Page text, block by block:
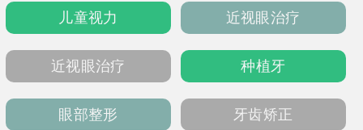
内障单眼5800元起。患者好评率高，称赞其检
查细致、术后恢复快。可通过电话（029-
xxx8899）、在线平台或现场挂号预约，就诊
时请携带既往病历。
儿童视力 近视眼治疗
近视眼治疗 种植牙
眼部整形 牙齿矫正